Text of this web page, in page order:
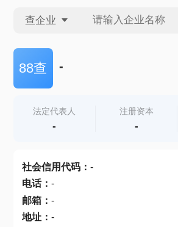
查企业
查企业
查产地
88查 -
法定代表人
-
注册资本
-
社会信用代码： -
电话： -
邮箱： -
地址： -